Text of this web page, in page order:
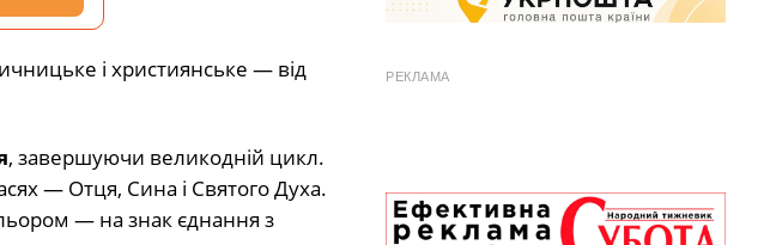
і християнське — від
, завершуючи великодній цикл.
— Отця, Сина і Святого Духа.
— на знак єднання з
РЕКЛАМА